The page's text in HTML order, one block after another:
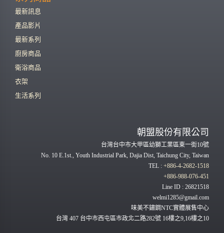
最新訊息
產品影片
最新系列
廚房商品
衛浴商品
衣架
生活系列
朝盟股份有限公司
台灣台中市大甲區幼獅工業區東一街10號
No. 10 E.1st., Youth Industrial Park, Dajia Dist, Taichung City, Taiwan
TEL : +886-4-2682-1518
+886-988-076-451
Line ID : 26821518
welmi1285@gmail.com
味美不鏽鋼NTC實體展售中心
台灣 407 台中市西屯區市政北二路282號 16樓之9,16樓之10